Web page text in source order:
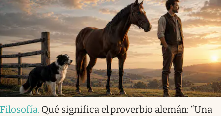
Filosofía. Qué significa el proverbio alemán: “Una